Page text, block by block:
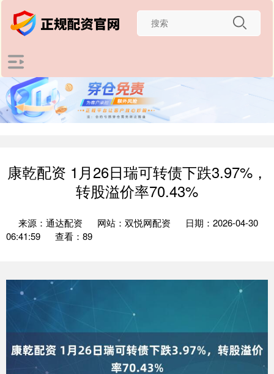
康乾配资 1月26日瑞可转债下跌3.97%，
转股溢价率70.43%
来源：通达配资 网站：双悦网配资
日期：2026-04-30
06:41:59
查看：89